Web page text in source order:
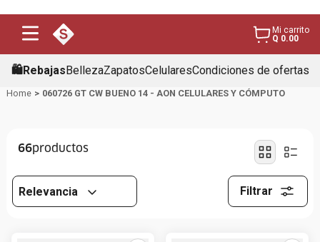
Mi carrito
Q 0.00
🛍️RebajasBellezaZapatosCelularesCondiciones de ofertas
060726 GT CW BUENO 14 - AON CELULARES Y CÓMPUTO
66
Relevancia Filtrar